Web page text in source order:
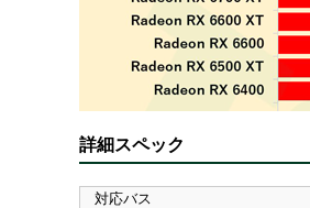
詳細スペック
対応バス